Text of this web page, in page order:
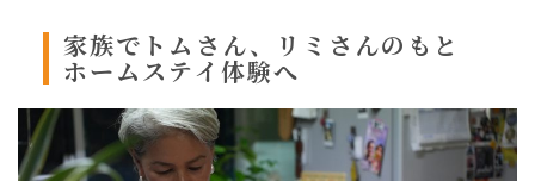
家族でトムさん、リミさんのもと
ホームステイ体験へ